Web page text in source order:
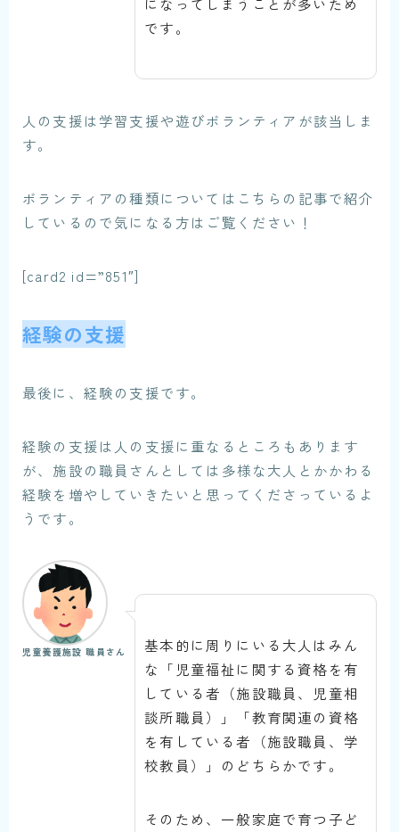
です。
人の支援は学習支援や遊びボランティアが該当しま
す。
ボランティアの種類についてはこちらの記事で紹介
しているので気になる方はご覧ください！
[card2 id=”851″]
経験の支援
最後に、経験の支援です。
経験の支援は人の支援に重なるところもあります
が、施設の職員さんとしては多様な大人とかかわる
経験を増やしていきたいと思ってくださっているよ
うです。
児童養護施設 職員さん
基本的に周りにいる大人はみん
な「児童福祉に関する資格を有
している者（施設職員、児童相
談所職員）」「教育関連の資格
を有している者（施設職員、学
校教員）」のどちらかです。
そのため、一般家庭で育つ子ど